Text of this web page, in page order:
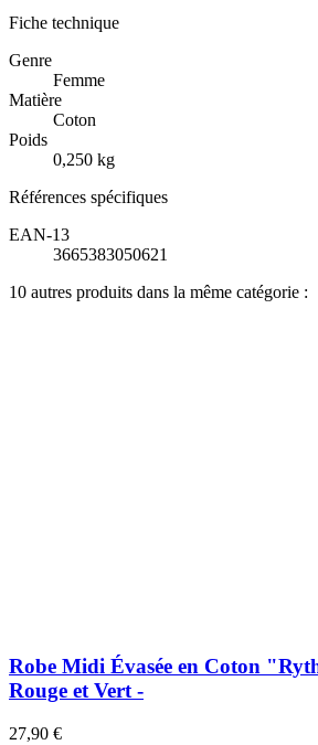
Fiche technique
Genre
Femme
Matière
Coton
Poids
0,250 kg
Références spécifiques
EAN-13
3665383050621
10 autres produits dans la même catégorie :
Robe Midi Évasée en Coton
Rouge et Vert -
27,90 €